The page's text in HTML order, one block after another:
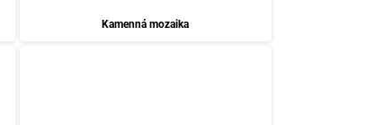
Kamenná mozaika